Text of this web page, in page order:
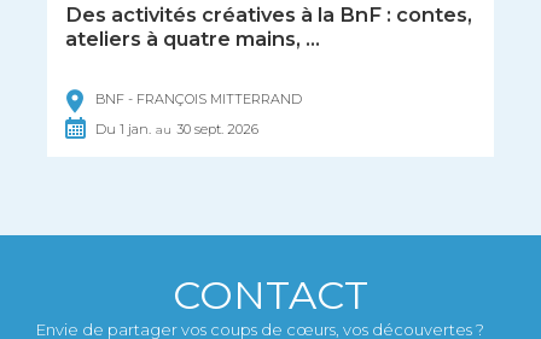
Des activités créatives à la BnF : contes,
ateliers à quatre mains, ...
BNF - FRANÇOIS MITTERRAND
Du1 jan. au 30sept. 2026
CONTACT
Envie de partager vos coups de cœurs, vos découvertes ?